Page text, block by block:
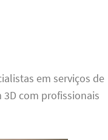
em serviços de
com profissionais